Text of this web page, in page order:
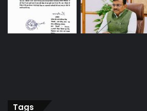
Tags